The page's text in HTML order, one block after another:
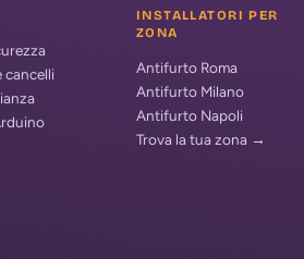
cancelli
INSTALLATORI PER
ZONA
Antifurto Roma
Antifurto Milano
Antifurto Napoli
Trova la tua zona →